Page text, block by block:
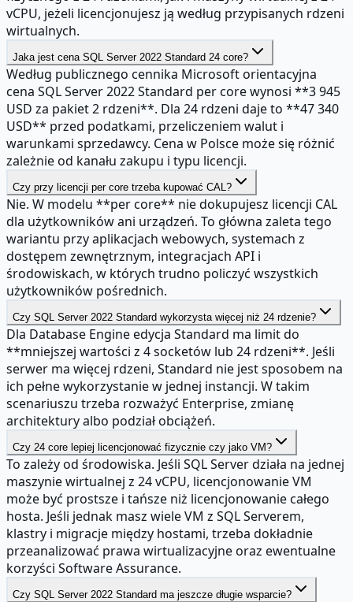
vCPU, jeżeli licencjonujesz ją według przypisanych rdzeni
wirtualnych.
Jaka jest cena SQL Server 2022 Standard 24 core?
Według publicznego cennika Microsoft orientacyjna
cena SQL Server 2022 Standard per core wynosi **3 945
USD za pakiet 2 rdzeni**. Dla 24 rdzeni daje to **47 340
USD** przed podatkami, przeliczeniem walut i
warunkami sprzedawcy. Cena w Polsce może się różnić
zależnie od kanału zakupu i typu licencji.
Czy przy licencji per core trzeba kupować CAL?
Nie. W modelu **per core** nie dokupujesz licencji CAL
dla użytkowników ani urządzeń. To główna zaleta tego
wariantu przy aplikacjach webowych, systemach z
dostępem zewnętrznym, integracjach API i
środowiskach, w których trudno policzyć wszystkich
użytkowników pośrednich.
Czy SQL Server 2022 Standard wykorzysta więcej niż 24 rdzenie?
Dla Database Engine edycja Standard ma limit do
**mniejszej wartości z 4 socketów lub 24 rdzeni**. Jeśli
serwer ma więcej rdzeni, Standard nie jest sposobem na
ich pełne wykorzystanie w jednej instancji. W takim
scenariuszu trzeba rozważyć Enterprise, zmianę
architektury albo podział obciążeń.
Czy 24 core lepiej licencjonować fizycznie czy jako VM?
To zależy od środowiska. Jeśli SQL Server działa na jednej
maszynie wirtualnej z 24 vCPU, licencjonowanie VM
może być prostsze i tańsze niż licencjonowanie całego
hosta. Jeśli jednak masz wiele VM z SQL Serverem,
klastry i migracje między hostami, trzeba dokładnie
przeanalizować prawa wirtualizacyjne oraz ewentualne
korzyści Software Assurance.
Czy SQL Server 2022 Standard ma jeszcze długie wsparcie?